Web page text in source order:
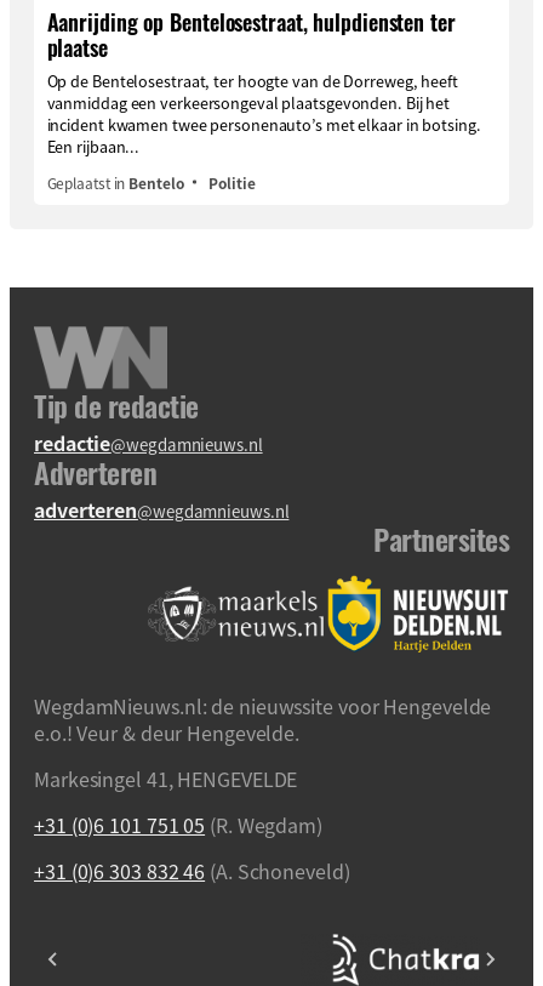
Aanrijding op Bentelosestraat, hulpdiensten ter
plaatse
Op de Bentelosestraat, ter hoogte van de Dorreweg, heeft
vanmiddag een verkeersongeval plaatsgevonden. Bij het
incident kwamen twee personenauto’s met elkaar in botsing.
Een rijbaan...
Geplaatst in Bentelo Politie
Tip de redactie
redactie@wegdamnieuws.nl
Adverteren
adverteren@wegdamnieuws.nl
Partnersites
WegdamNieuws.nl: de nieuwssite voor Hengevelde
e.o.! Veur & deur Hengevelde.
Markesingel 41, HENGEVELDE
+31 (0)6 101 751 05 (R. Wegdam)
+31 (0)6 303 832 46 (A. Schoneveld)